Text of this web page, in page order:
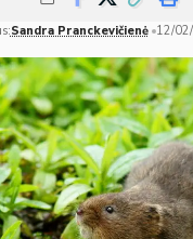
Sandra Pranckevičienė 12/